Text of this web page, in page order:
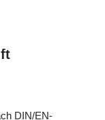
DIN/EN-